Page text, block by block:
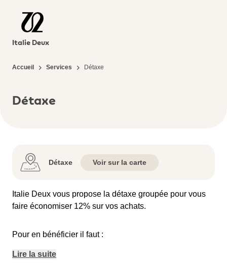
Italie Deux
Accueil Services Détaxe
Détaxe
Détaxe Voir sur la carte
Italie Deux vous propose la détaxe groupée pour vous
faire économiser 12% sur vos achats.
Pour en bénéficier il faut :
Lire la suite